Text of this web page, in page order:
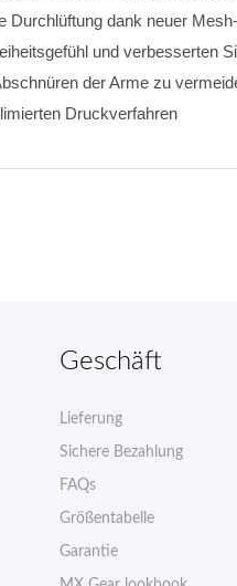
Durchlüftung dank neuer
und verbesserten
der Arme zu
Druckverfahren
Geschäft
Lieferung
Sichere Bezahlung
FAQs
Größentabelle
Garantie